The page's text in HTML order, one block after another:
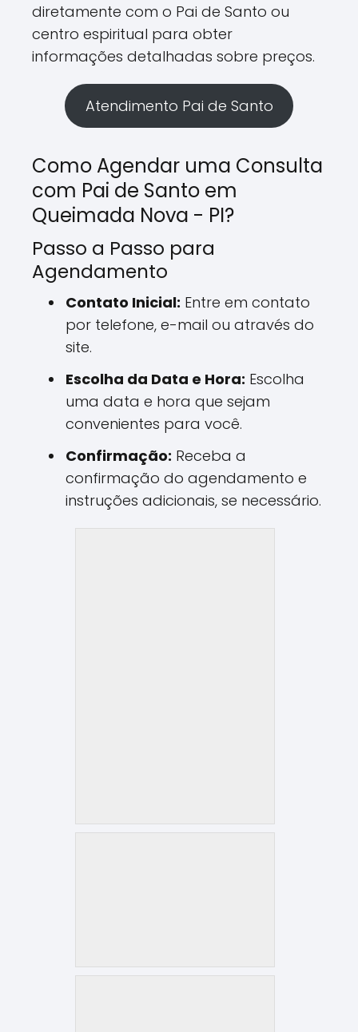
diretamente com o Pai de Santo ou
centro espiritual para obter
informações detalhadas sobre preços.
Atendimento Pai de Santo
Como Agendar uma Consulta
com Pai de Santo em
Queimada Nova - PI?
Passo a Passo para
Agendamento
Contato Inicial: Entre em contato
por telefone, e-mail ou através do
site.
Escolha da Data e Hora: Escolha
uma data e hora que sejam
convenientes para você.
Confirmação: Receba a
confirmação do agendamento e
instruções adicionais, se necessário.